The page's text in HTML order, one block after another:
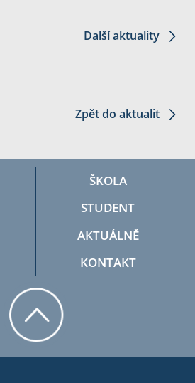
Další aktuality
Zpět do aktualit
ŠKOLA
STUDENT
AKTUÁLNĚ
KONTAKT